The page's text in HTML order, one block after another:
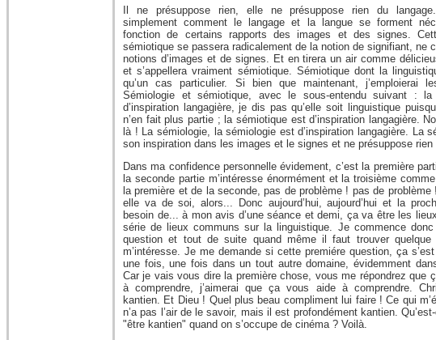
Il ne présuppose rien, elle ne présuppose rien du
simplement comment le langage et la langue se forment
fonction de certains rapports des images et des signes.
sémiotique se passera radicalement de la notion de signifiant, ne
notions d’images et de signes. Et en tirera un air comme
et s’appellera vraiment sémiotique. Sémiotique dont la
qu’un cas particulier. Si bien que maintenant, j’emploierai
Sémiologie et sémiotique, avec le sous-entendu suivant : la
d’inspiration langagière, je dis pas qu’elle soit linguistique
n’en fait plus partie ; la sémiotique est d’inspiration langagière.
là ! La sémiologie, la sémiologie est d’inspiration langagière. La
son inspiration dans les images et le signes et ne présuppose rien
Dans ma confidence personnelle évidement, c’est la première
la seconde partie m’intéresse énormément et la troisième
la première et de la seconde, pas de problème ! pas de
elle va de soi, alors... Donc aujourd’hui, aujourd’hui et la
besoin de... à mon avis d’une séance et demi, ça va être les
série de lieux communs sur la linguistique. Je commence
question et tout de suite quand même il faut trouver quelque
m’intéresse. Je me demande si cette premiére question, ça
une fois, une fois dans un tout autre domaine, évidemment
Car je vais vous dire la première chose, vous me répondrez que
à comprendre, j’aimerai que ça vous aide à comprendre.
kantien. Et Dieu ! Quel plus beau compliment lui faire ! Ce qui
n’a pas l’air de le savoir, mais il est profondément kantien.
"être kantien" quand on s’occupe de cinéma ? Voilà.